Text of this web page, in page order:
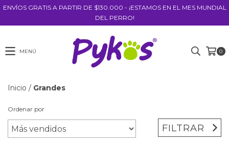
ENVÍOS GRATIS A PARTIR DE $130.000 - ¡ESTAMOS EN EL MES MUNDIAL
DEL PERRO!
MENÚ 0
Inicio / Grandes
Ordenar por
FILTRAR